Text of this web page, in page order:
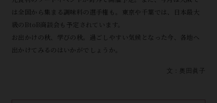
は全国から集まる調味料の選手権も。東京や千葉では、日本最大
級のBtoB商談会も予定されています。
お出かけの秋、学びの秋。過ごしやすい気候となった今、各地へ
出かけてみるのはいかがでしょうか。
文：奥田眞子